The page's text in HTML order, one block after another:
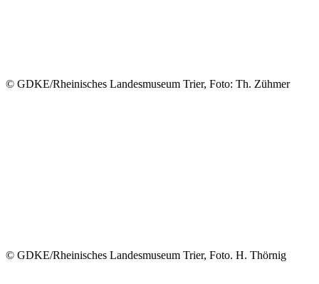
© GDKE/Rheinisches Landesmuseum Trier, Foto: Th. Zühmer
© GDKE/Rheinisches Landesmuseum Trier, Foto. H. Thörnig